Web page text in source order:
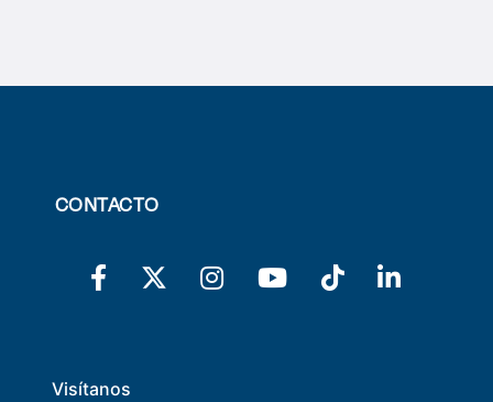
CONTACTO
Visítanos